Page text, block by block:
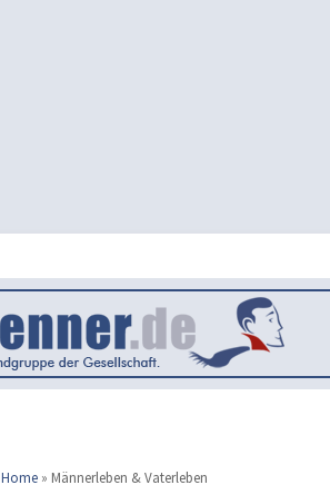
Home » Männerleben & Vaterleben